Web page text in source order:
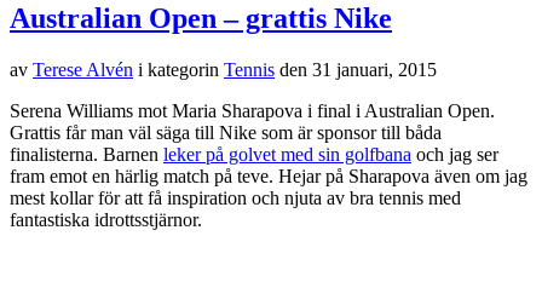
Australian Open – grattis Nike
av Terese Alvén i kategorin Tennis den 31 januari, 2015
Serena Williams mot Maria Sharapova i final i Australian Open.
Grattis får man väl säga till Nike som är sponsor till båda
finalisterna. Barnen leker på golvet med sin golfbana och jag ser
fram emot en härlig match på teve. Hejar på Sharapova även om jag
mest kollar för att få inspiration och njuta av bra tennis med
fantastiska idrottsstjärnor.